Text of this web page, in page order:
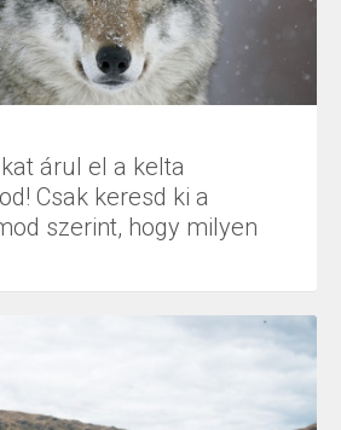
árul el a kelta
Csak keresd ki a
szerint, hogy milyen